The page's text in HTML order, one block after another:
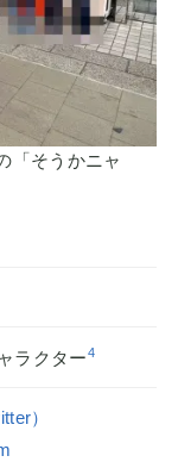
「そうかニャ
ラクター4
）